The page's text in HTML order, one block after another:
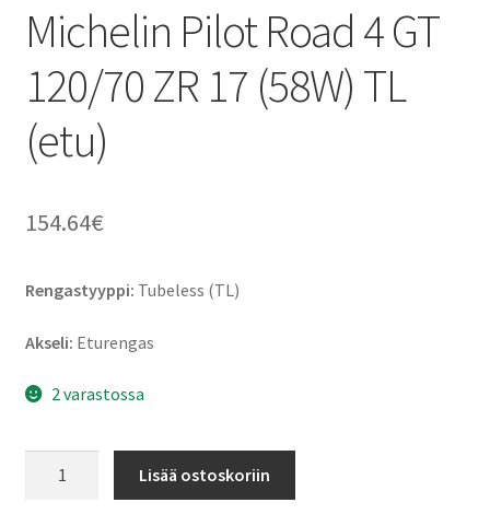
Michelin Pilot Road 4 GT
120/70 ZR 17 (58W) TL
(etu)
154.64€
Rengastyyppi: Tubeless (TL)
Akseli: Eturengas
2 varastossa
Lisää ostoskoriin